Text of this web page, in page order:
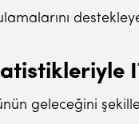
geleceğini